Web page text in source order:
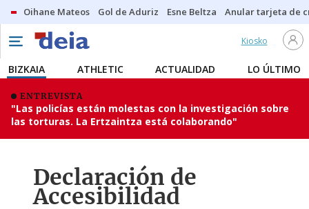
Oihane Mateos Gol de Aduriz Esne Beltza Anular tarjeta de
Kiosko
BIZKAIA ATHLETIC ACTUALIDAD LO ÚLTIMO
ENTREVISTA
"Las policías están molestas con la investigación sobre
las torturas. La Ertzaintza está colaborando"
Declaración de
Accesibilidad